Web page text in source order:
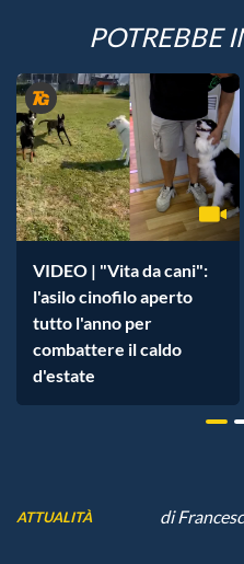
POTREBBE
VIDEO | "Vita da cani":
l'asilo cinofilo aperto
tutto l'anno per
combattere il caldo
d'estate
ATTUALITÀ di